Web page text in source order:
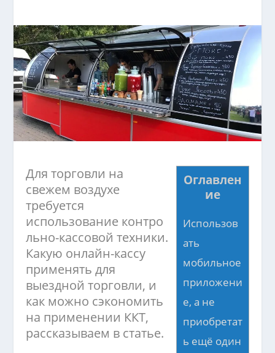
Оглавлен
ие
Использов
ать
мобильное
приложени
е, а не
приобретат
ь ещё один
Для торговли на
свежем воздухе
требуется
использование контро
льно-кассовой техники.
Какую онлайн-кассу
применять для
выездной торговли, и
как можно сэкономить
на применении ККТ,
рассказываем в статье.